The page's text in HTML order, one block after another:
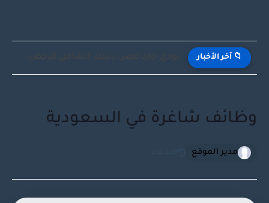
📁 آخر الأخبار
وظائف شاغرة في السعودية
مدير الموقع